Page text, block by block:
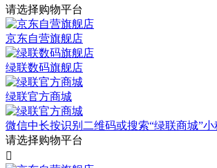
请选择购物平台
京东自营旗舰店
绿联数码旗舰店
绿联官方商城
微信中长按识别二维码或搜索“绿联商城”小
请选择购物平台
